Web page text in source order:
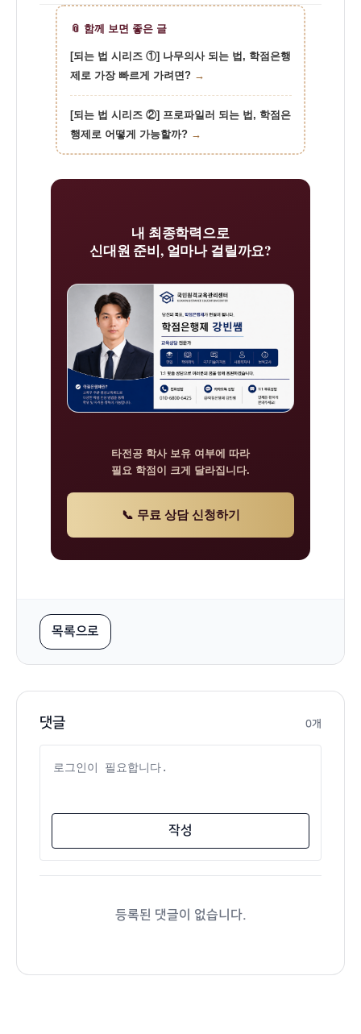
키는 출발점입니다. 이후 M.Div 3년, 교단 목사
고시, 전도사·강도사 과정을 모두 거쳐야 최종적
📎 함께 보면 좋은 글
[되는 법 시리즈 ①] 나무의사 되는 법, 학점은행
제로 가장 빠르게 가려면? →
[되는 법 시리즈 ②] 프로파일러 되는 법, 학점은
행제로 어떻게 가능할까? →
내 최종학력으로
신대원 준비, 얼마나 걸릴까요?
타전공 학사 보유 여부에 따라
필요 학점이 크게 달라집니다.
📞 무료 상담 신청하기
목록으로
댓글 0개
댓글 내용
작성
등록된 댓글이 없습니다.